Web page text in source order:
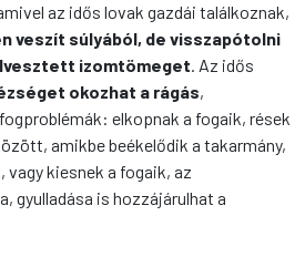
az idős lovak gazdái találkoznak,
veszít súlyából, de visszapótolni
izomtömeget. Az idős
okozhat a rágás,
elkopnak a fogaik, rések
amikbe beékelődik a takarmány,
vagy kiesnek a fogaik, az
gyulladása is hozzájárulhat a